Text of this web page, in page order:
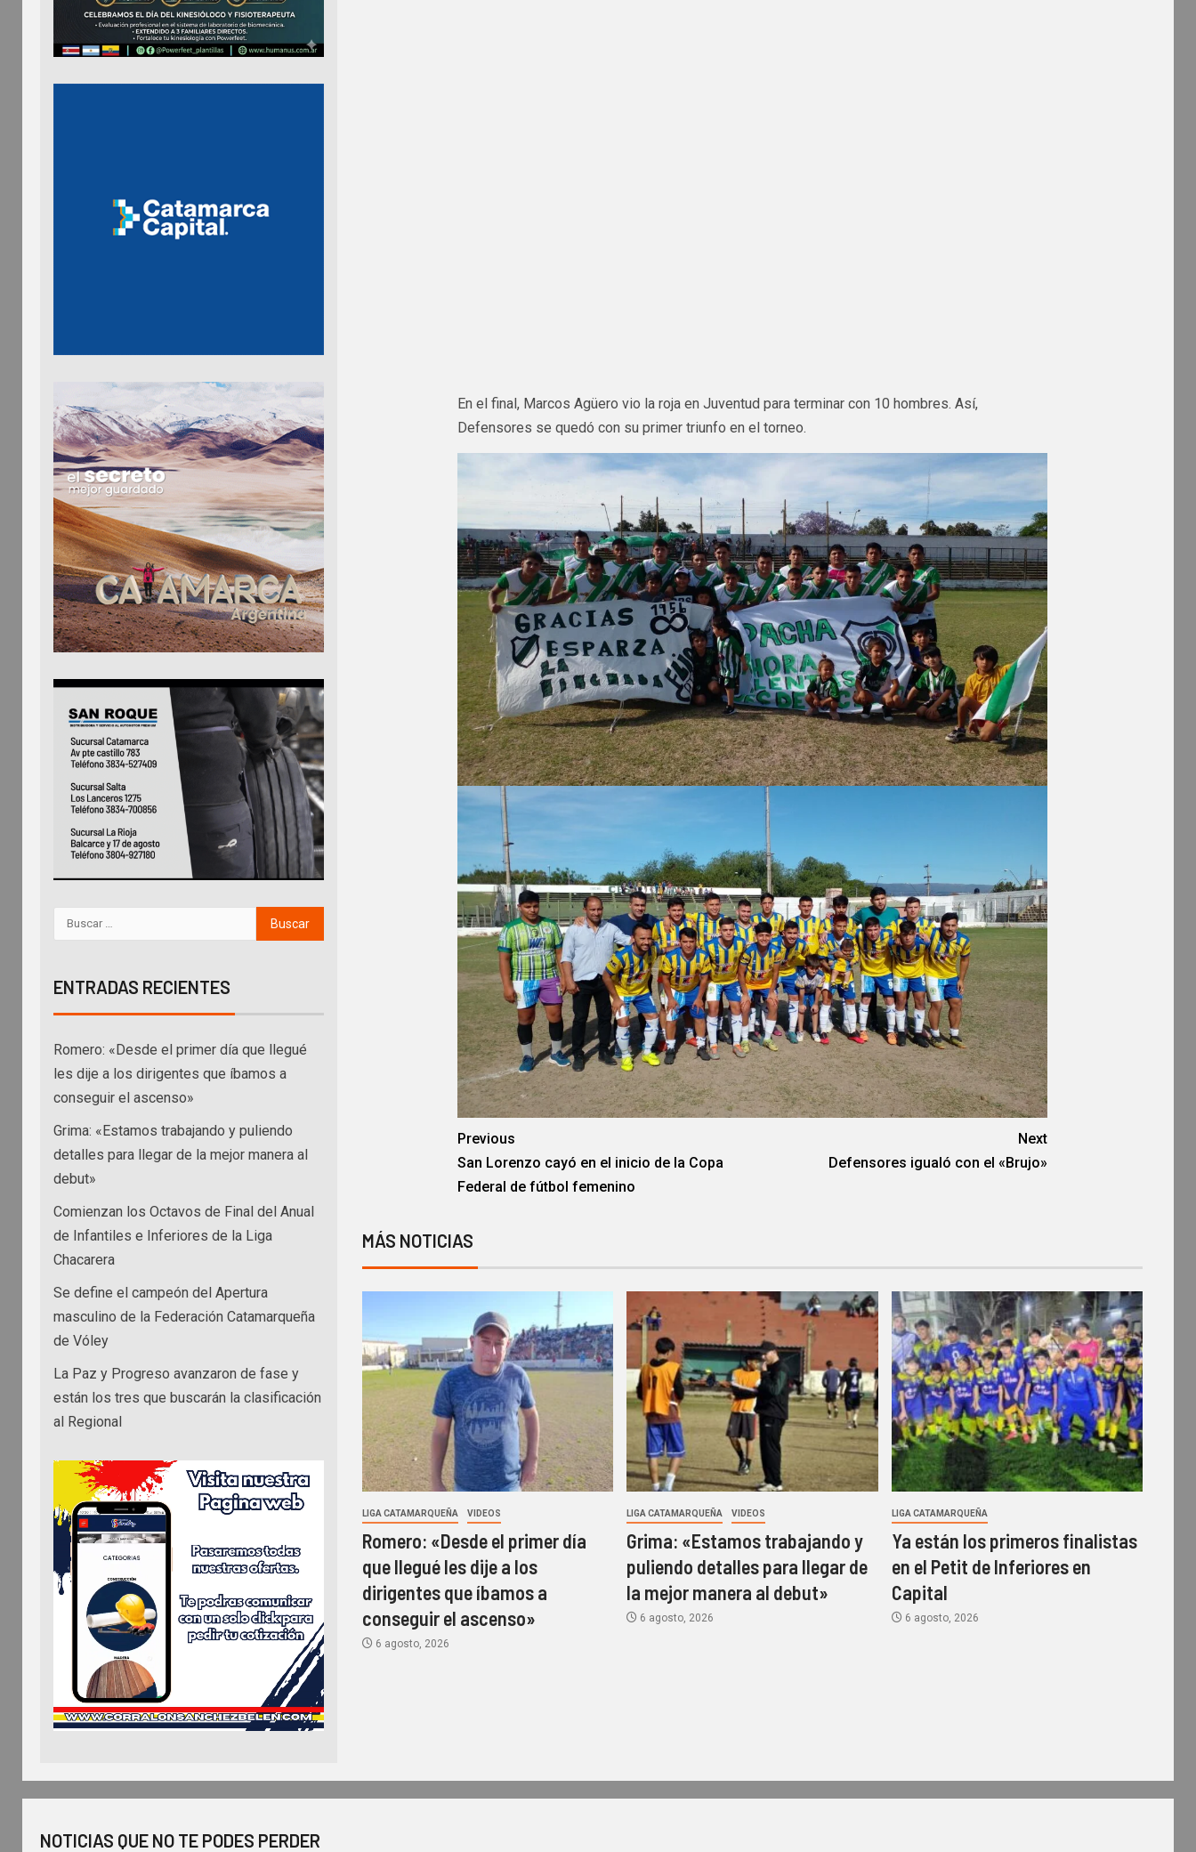
En el final, Marcos Agüero vio la roja en Juventud para terminar con 10 hombres. Así,
Defensores se quedó con su primer triunfo en el torneo.
Previous
San Lorenzo cayó en el inicio de la Copa
Federal de fútbol femenino
Next
Defensores igualó con el «Brujo»
MÁS NOTICIAS
LIGA CATAMARQUEÑA VIDEOS
Romero: «Desde el primer día
que llegué les dije a los
dirigentes que íbamos a
conseguir el ascenso»
6 agosto, 2026
LIGA CATAMARQUEÑA VIDEOS
Grima: «Estamos trabajando y
puliendo detalles para llegar de
la mejor manera al debut»
6 agosto, 2026
LIGA CATAMARQUEÑA
Ya están los primeros finalistas
en el Petit de Inferiores en
Capital
6 agosto, 2026
ENTRADAS RECIENTES
Romero: «Desde el primer día que llegué
les dije a los dirigentes que íbamos a
conseguir el ascenso»
Grima: «Estamos trabajando y puliendo
detalles para llegar de la mejor manera al
debut»
Comienzan los Octavos de Final del Anual
de Infantiles e Inferiores de la Liga
Chacarera
Se define el campeón del Apertura
masculino de la Federación Catamarqueña
de Vóley
La Paz y Progreso avanzaron de fase y
están los tres que buscarán la clasificación
al Regional
NOTICIAS QUE NO TE PODES PERDER